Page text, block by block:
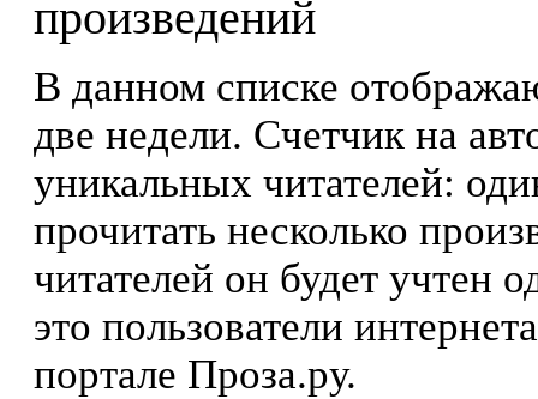
произведений
В данном списке
две недели. Счетчик на
уникальных читателей:
прочитать несколько
читателей он будет учтен
это пользователи
портале Проза.ру.